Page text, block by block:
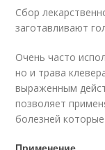
Сбор
заготавливают
Очень часто
но и трава
выраженным
позволяет
болезней
Применение